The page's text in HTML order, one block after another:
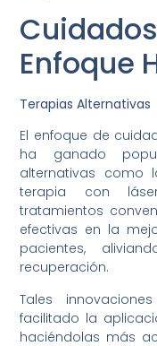
Enfoque
Terapias Alternativas
El enfoque de
ha ganado
alternativas como
terapia con
tratamientos
efectivas en la
pacientes,
recuperación.
Tales
facilitado la
haciéndolas más